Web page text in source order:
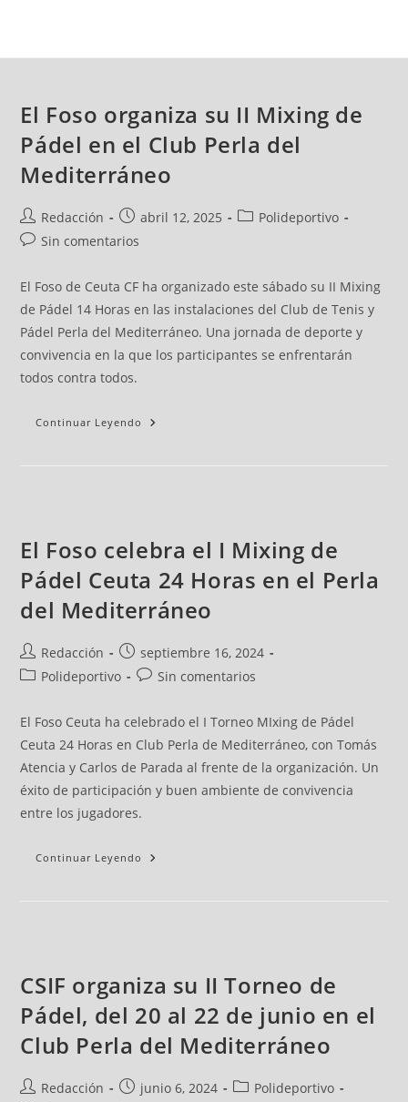
El Foso organiza su II Mixing de
Pádel en el Club Perla del
Mediterráneo
Redacción abril 12, 2025
Polideportivo
Sin comentarios
El Foso de Ceuta CF ha organizado este sábado su II Mixing
de Pádel 14 Horas en las instalaciones del Club de Tenis y
Pádel Perla del Mediterráneo. Una jornada de deporte y
convivencia en la que los participantes se enfrentarán
todos contra todos.
Continuar Leyendo
El Foso celebra el I Mixing de
Pádel Ceuta 24 Horas en el Perla
del Mediterráneo
Redacción
septiembre 16, 2024
Polideportivo
Sin comentarios
El Foso Ceuta ha celebrado el I Torneo MIxing de Pádel
Ceuta 24 Horas en Club Perla de Mediterráneo, con Tomás
Atencia y Carlos de Parada al frente de la organización. Un
éxito de participación y buen ambiente de convivencia
entre los jugadores.
Continuar Leyendo
CSIF organiza su II Torneo de
Pádel, del 20 al 22 de junio en el
Club Perla del Mediterráneo
Redacción junio 6, 2024
Polideportivo